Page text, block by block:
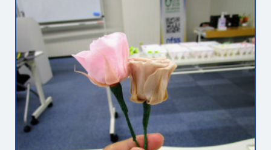
交流イベント
ウクライナ避難民家族とレゴランドで交流イベントを行
いました。